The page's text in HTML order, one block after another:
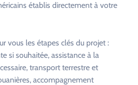
établis directement à votre
vous les étapes clés du projet :
si souhaitée, assistance à la
transport terrestre et
accompagnement